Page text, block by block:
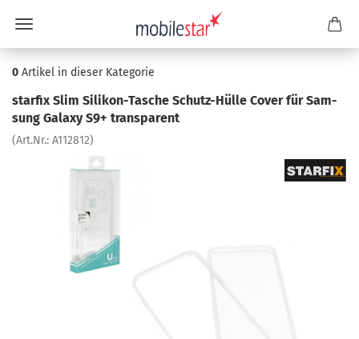
0 Artikel in dieser Kategorie
star­fix Slim Silikon-​Tasche Schutz-​Hülle Cover für Sam­
sung Ga­la­xy S9+ trans­pa­rent
(Art.Nr.: A112812)